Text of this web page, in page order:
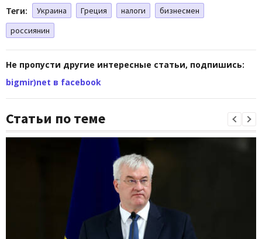
Теги: Украина Греция налоги
бизнесмен
россиянин
Не пропусти другие интересные статьи, подпишись:
bigmir)net в facebook
Статьи по теме